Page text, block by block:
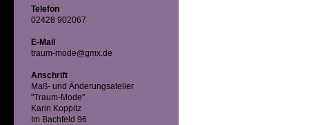
Telefon
02428 902067
E-Mail
traum-mode@gmx.de
Anschrift
Maß- und Änderungsatelier
"Traum-Mode"
Karin Koppitz
Im Bachfeld 96